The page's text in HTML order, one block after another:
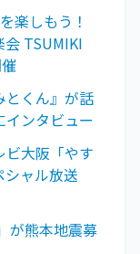
楽しもう！
会 TSUMIKI
とくん』が話
ンタビュー
ビ大阪「やす
シャル放送
が熊本地震募